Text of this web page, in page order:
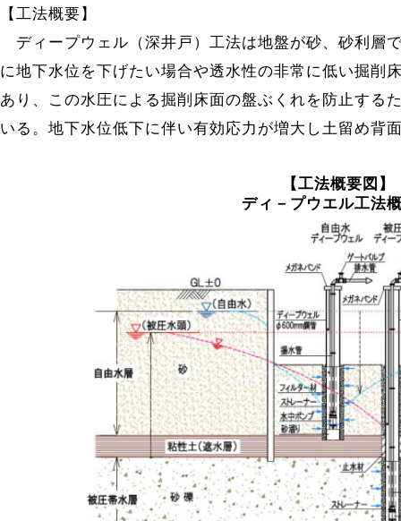
【工法概要】
ディープウェル（深井戸）工法は地盤が砂、砂利層
に地下水位を下げたい場合や透水性の非常に低い掘削
あり、この水圧による掘削床面の盤ぶくれを防止する
いる。地下水位低下に伴い有効応力が増大し土留め背
【工法概要図】
ディ－プウエル工法